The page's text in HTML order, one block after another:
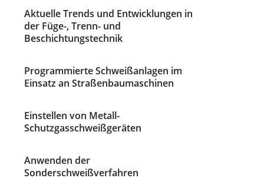
Aktuelle Trends und Entwicklungen in
der Füge-, Trenn- und
Beschichtungstechnik
Programmierte Schweißanlagen im
Einsatz an Straßenbaumaschinen
Einstellen von Metall-
Schutzgasschweißgeräten
Anwenden der
Sonderschweißverfahren